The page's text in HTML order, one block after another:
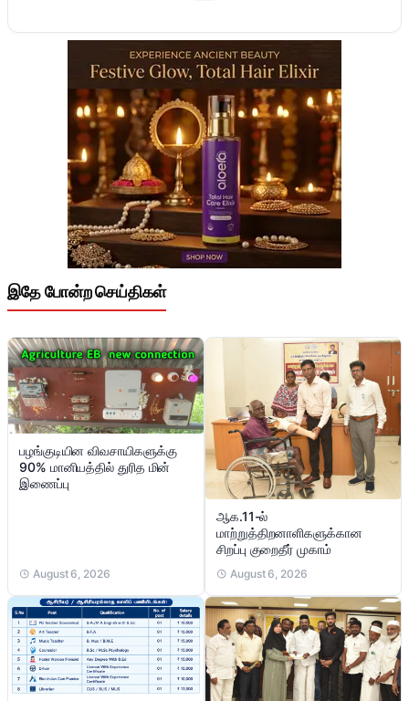
இதே போன்ற செய்திகள்
பழங்குடியின விவசாயிகளுக்கு
90% மானியத்தில் துரித மின்
இணைப்பு
August 6, 2026
ஆக.11-ல்
மாற்றுத்திறனாளிகளுக்கான
சிறப்பு குறைதீர் முகாம்
August 6, 2026